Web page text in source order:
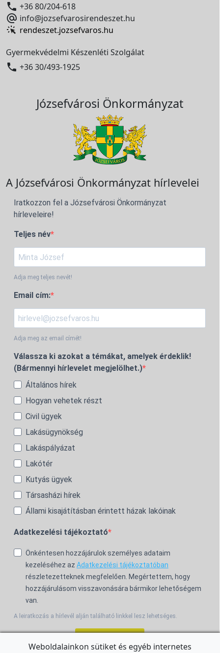
 +36 80/204-618
 info@jozsefvarosirendeszet.hu
rendeszet.jozsefvaros.hu
Gyermekvédelmi Készenléti Szolgálat
 +36 30/493-1925
Józsefvárosi Önkormányzat
A Józsefvárosi Önkormányzat hírlevelei
Iratkozzon fel a Józsefvárosi Önkormányzat
hírleveleire!
Teljes név
Adja meg teljes nevét!
Email cím:
Adja meg az email címét!
Válassza ki azokat a témákat, amelyek érdeklik!
(Bármennyi hírlevelet megjelölhet.)
Általános hírek
Hogyan vehetek részt
Civil ügyek
Lakásügynökség
Lakáspályázat
Lakótér
Kutyás ügyek
Társasházi hírek
Állami kisajátításban érintett házak lakóinak
Adatkezelési tájékoztató
Önkéntesen hozzájárulok személyes adataim
kezeléséhez az Adatkezelési tájékoztatóban
részletezetteknek megfelelően. Megértettem, hogy
hozzájárulásom visszavonására bármikor lehetőségem
van.
A leiratkozás a hírlevél alján található linkkel lesz lehetséges.
Weboldalainkon sütiket és egyéb internetes